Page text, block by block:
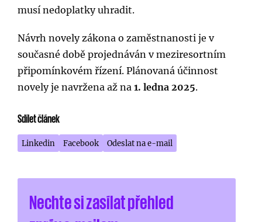
musí nedoplatky uhradit.
Návrh novely zákona o zaměstnanosti je v
současné době projednáván v meziresortním
připomínkovém řízení. Plánovaná účinnost
novely je navržena až na 1. ledna 2025.
Sdílet článek
Linkedin Facebook Odeslat na e-mail
Nechte si zasílat přehled